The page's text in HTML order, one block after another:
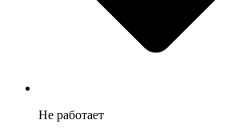
Не работает